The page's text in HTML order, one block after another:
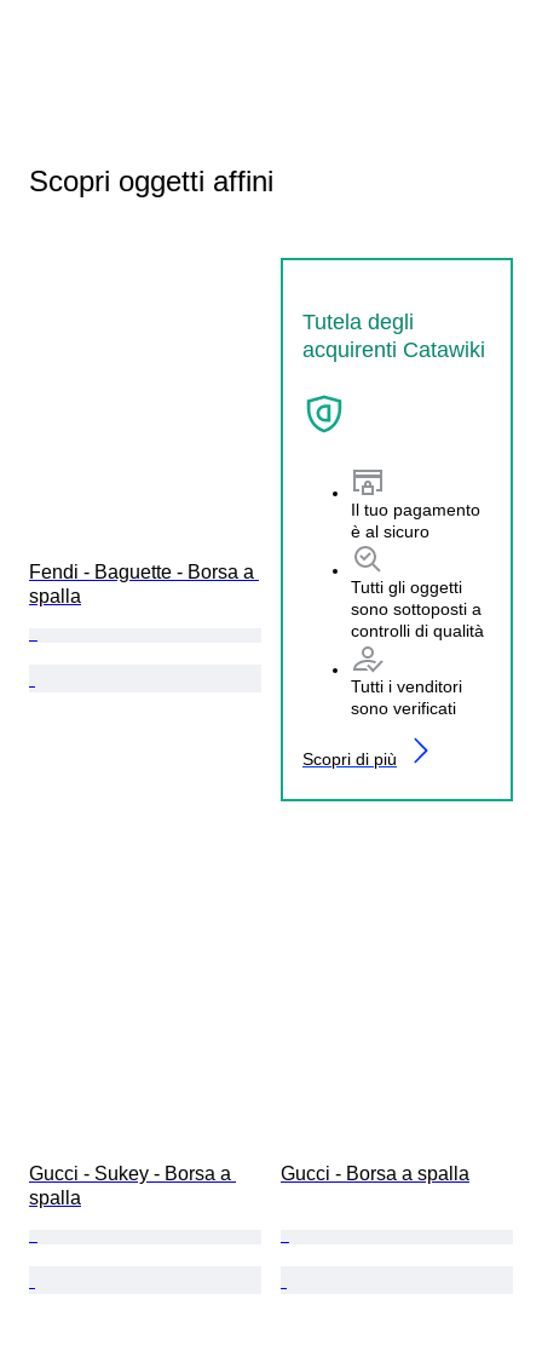
Scopri oggetti affini
Tutela degli
acquirenti Catawiki
Il tuo pagamento
è al sicuro
Tutti gli oggetti
sono sottoposti a
controlli di qualità
Tutti i venditori
sono verificati
Scopri di più
Fendi - Baguette - Borsa a
spalla
Gucci - Sukey - Borsa a
spalla
Gucci - Borsa a spalla